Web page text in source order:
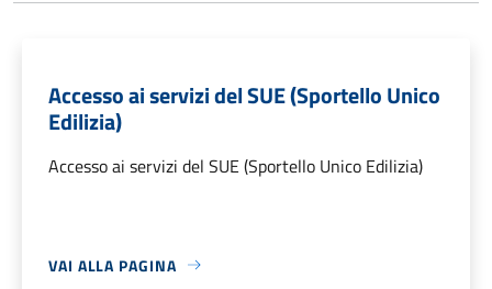
Accesso ai servizi del SUE (Sportello Unico
Edilizia)
Accesso ai servizi del SUE (Sportello Unico Edilizia)
VAI ALLA PAGINA